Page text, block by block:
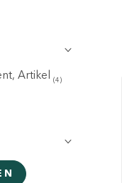
Artikel (4)